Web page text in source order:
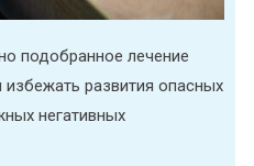
подобранное лечение
развития опасных
негативных